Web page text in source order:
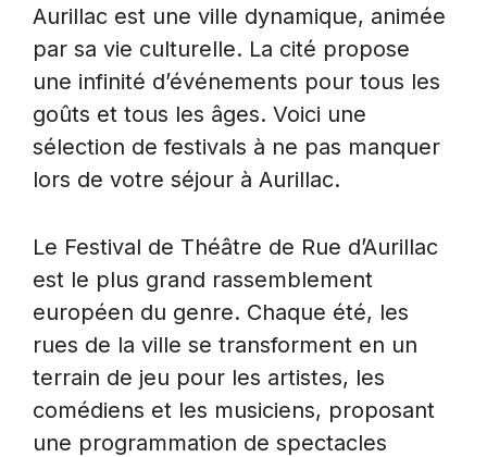
Aurillac est une ville dynamique, animée
par sa vie culturelle. La cité propose
une infinité d’événements pour tous les
goûts et tous les âges. Voici une
sélection de festivals à ne pas manquer
lors de votre séjour à Aurillac.
Le Festival de Théâtre de Rue d’Aurillac
est le plus grand rassemblement
européen du genre. Chaque été, les
rues de la ville se transforment en un
terrain de jeu pour les artistes, les
comédiens et les musiciens, proposant
une programmation de spectacles